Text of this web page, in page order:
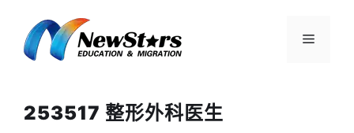
菜
253517 整形外科医生